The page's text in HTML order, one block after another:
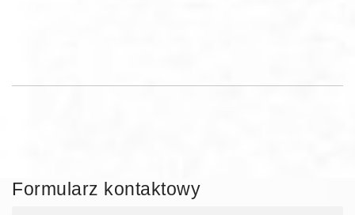
Formularz kontaktowy